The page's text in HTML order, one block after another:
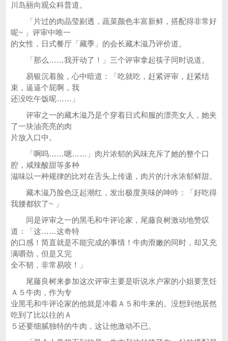
川岛丽向观众科普道。
「片过的肉晶莹剔透，蔬菜颜色丰富新鲜，搭配得非常好
呢~ 」评审中唯一
的女性，日式餐厅「藏季」的会长藏木滋乃评价道。
「那么……我开动了！」三个评审拿起筷子同时说道。
易银沉着脸，心中暗道：「吃就吃，赶紧评审，赶紧结
束，逼逼个屁啊，我
还没吃午饭呢……」
评审之一的藏木滋乃是个穿着日式和服的漂亮女人，她夹
了一块油亮亮的肉
片放入口中。
「啊呜……嗯……」肉片浓郁的风味充斥了她的整个口
腔，咸辣酸甜等多种
滋味以一种规律的比对在舌头上传递，肉片的汁水浓郁鲜甜。
藏木滋乃脸色泛起潮红，发出极度美味的呻吟：「好吃得
我腰都软了~ 」
同是评审之一的黑毛和牛评论家，尾藤良树激动地赞叹
道：「这……这奇特
的口感！简直就是不能完成的事情！牛肉滑嫩的同时，却又充
满嚼劲，但是又完
全不韧，非常易咬！」
尾藤良树来参加这次评审主要是听说水户家的小姐要烹饪
Ａ５牛肉，作为专
业黑毛和牛评论家的他就是冲着Ａ５和牛来的。没想到他居然
吃到了比以往的Ａ
５还要细腻独特的牛肉，这让他激动不已。